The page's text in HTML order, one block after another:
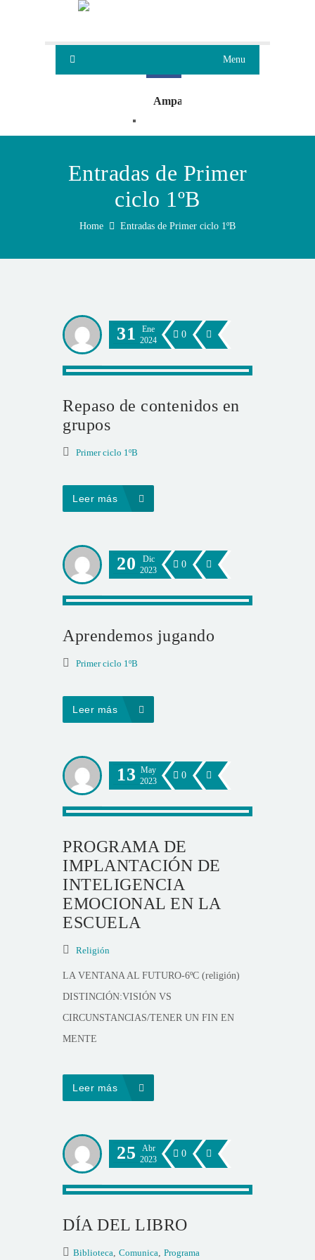
Menu
Ampa
Entradas de Primer
ciclo 1ºB
Home Entradas de Primer ciclo 1ºB
31
Ene
2024
0
Repaso de contenidos en
grupos
Primer ciclo 1ºB
Leer más
20
Dic
2023
0
Aprendemos jugando
Primer ciclo 1ºB
Leer más
13 May
2023
0
PROGRAMA DE
IMPLANTACIÓN DE
INTELIGENCIA
EMOCIONAL EN LA
ESCUELA
Religión
LA VENTANA AL FUTURO-6ºC (religión)
DISTINCIÓN:VISIÓN VS
CIRCUNSTANCIAS/TENER UN FIN EN
MENTE
Leer más
25
Abr
2023
0
DÍA DEL LIBRO
Biblioteca, Comunica, Programa